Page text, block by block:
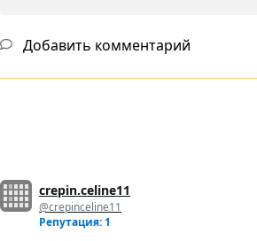
Добавить комментарий
crepin.celine11
@crepinceline11
Репутация: 1